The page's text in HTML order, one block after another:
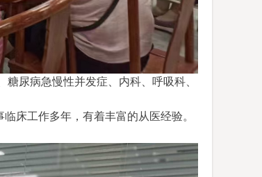
糖尿病急慢性并发症、 内科、呼吸科、
临床工作多年，有着丰富的从医经验。